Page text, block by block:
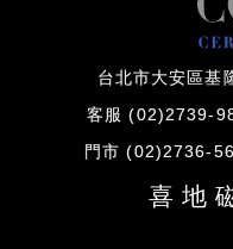
台北市大安區基
客服 (02)2739-
門市 (02)2736-
喜地